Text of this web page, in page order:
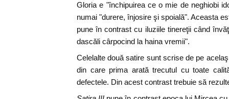
Gloria e "închipuirea ce o mie de neghiobi
numai "durere, înjosire şi spoială". Aceasta
pune în contrast cu iluziile tinereţii când
dascăli cârpocind la haina vremii".
Celelalte două satire sunt scrise de pe
din care prima arată trecutul cu toate
defectele. Din acest contrast trebuie să